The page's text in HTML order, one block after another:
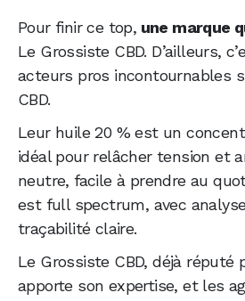
Pour finir ce top, une marque
Le Grossiste CBD. D’ailleurs,
acteurs pros incontournables
CBD.
Leur huile 20 % est un
idéal pour relâcher tension et
neutre, facile à prendre au
est full spectrum, avec
traçabilité claire.
Le Grossiste CBD, déjà réputé
apporte son expertise, et les